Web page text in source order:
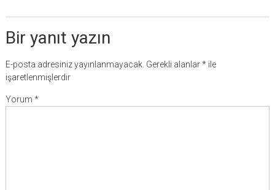
Bir yanıt yazın
E-posta adresiniz yayınlanmayacak. Gerekli alanlar*ile
işaretlenmişlerdir
Yorum *